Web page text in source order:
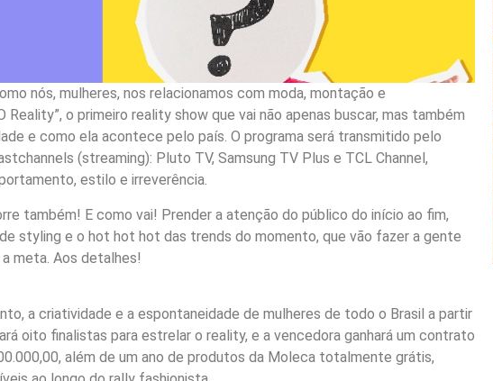
nós, mulheres, nos relacionamos com moda, montação e
o primeiro reality show que vai não apenas buscar, mas também
e como ela acontece pelo país. O programa será transmitido pelo
(streaming): Pluto TV, Samsung TV Plus e TCL Channel,
estilo e irreverência.
também! E como vai! Prender a atenção do público do início ao fim,
styling e o hot hot hot das trends do momento, que vão fazer a gente
meta. Aos detalhes!
a criatividade e a espontaneidade de mulheres de todo o Brasil a partir
oito finalistas para estrelar o reality, e a vencedora ganhará um contrato
além de um ano de produtos da Moleca totalmente grátis,